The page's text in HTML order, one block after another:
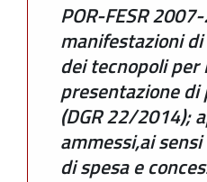
POR-FESR
manifestazioni
dei tecnopoli
presentazione
(DGR 22/2014);
ammessi,ai
di spesa e